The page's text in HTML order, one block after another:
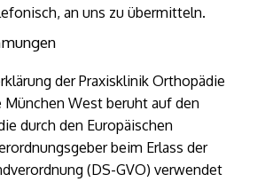
an uns zu übermitteln.
der Praxisklinik Orthopädie
München West beruht auf den
durch den Europäischen
beim Erlass der
(DS-GVO) verwendet